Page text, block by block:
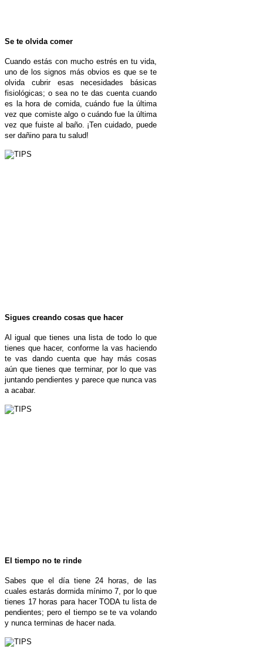
Se te olvida comer
Cuando estás con mucho estrés en tu vida,
uno de los signos más obvios es que se te
olvida cubrir esas necesidades básicas
fisiológicas; o sea no te das cuenta cuando
es la hora de comida, cuándo fue la última
vez que comiste algo o cuándo fue la última
vez que fuiste al baño. ¡Ten cuidado, puede
ser dañino para tu salud!
Sigues creando cosas que hacer
Al igual que tienes una lista de todo lo que
tienes que hacer, conforme la vas haciendo
te vas dando cuenta que hay más cosas
aún que tienes que terminar, por lo que vas
juntando pendientes y parece que nunca vas
a acabar.
El tiempo no te rinde
Sabes que el día tiene 24 horas, de las
cuales estarás dormida mínimo 7, por lo que
tienes 17 horas para hacer TODA tu lista de
pendientes; pero el tiempo se te va volando
y nunca terminas de hacer nada.